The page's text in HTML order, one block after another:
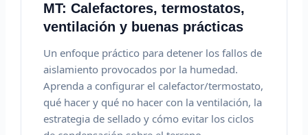
MT: Calefactores, termostatos,
ventilación y buenas prácticas
Un enfoque práctico para detener los fallos de
aislamiento provocados por la humedad.
Aprenda a configurar el calefactor/termostato,
qué hacer y qué no hacer con la ventilación, la
estrategia de sellado y cómo evitar los ciclos